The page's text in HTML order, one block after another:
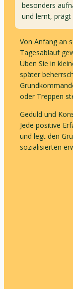
besonders
und lernt, prägt
Von Anfang an
Tagesablauf
Üben Sie in
später
oder Treppen
Geduld und
Jede positive
und legt den
sozialisierten